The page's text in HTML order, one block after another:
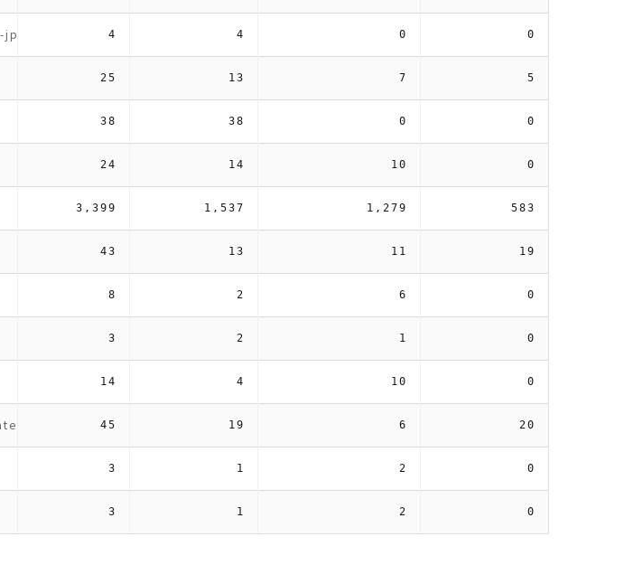
jp 4 4 0 0
25 13 7 5
38 38 0 0
24 14 10 0
3,399 1,537 1,279 583
43 13 11 19
8 2 6 0
3 2 1 0
14 4 10 0
blogmedia
45 19 6 20
3 1 2 0
3 1 2 0